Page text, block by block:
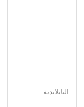
التايلاندية